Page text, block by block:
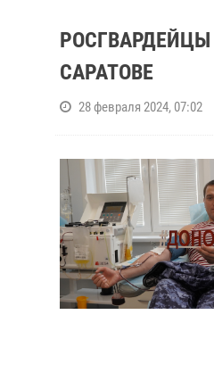
САРАТОВЕ
28 февраля 2024, 07:02